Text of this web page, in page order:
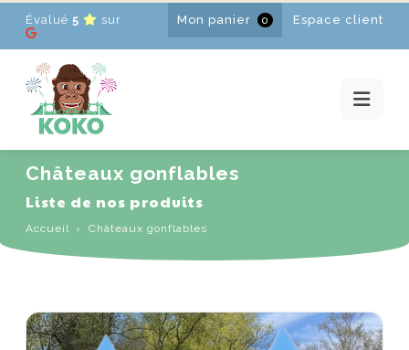
Évalué 5 sur Mon panier 0 Espace client
Châteaux gonflables
Liste de nos produits
Accueil Châteaux gonflables
ACCUEIL
LOCATIONS
PROMOTIONS
ACTUALITÉS
CONTACT
FR- EN-NL